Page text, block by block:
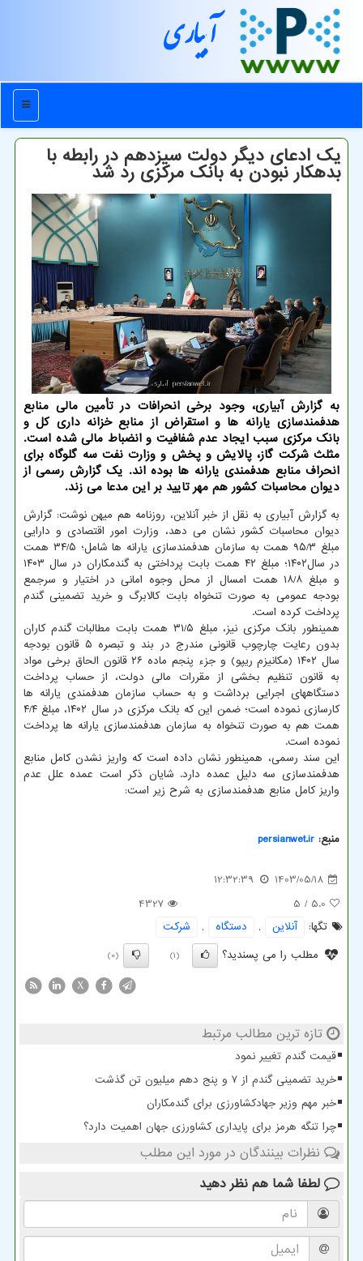
آبیاری
منو
یک ادعای دیگر دولت سیزدهم در رابطه با
بدهکار نبودن به بانک مرکزی رد شد
به گزارش آبیاری، وجود برخی انحرافات در تأمین مالی منابع
هدفمندسازی یارانه ها و استقراض از منابع خزانه داری کل و
بانک مرکزی سبب ایجاد عدم شفافیت و انضباط مالی شده است.
مثلث شرکت گاز، پالایش و پخش و وزارت نفت سه گلوگاه برای
انحراف منابع هدفمندی یارانه ها بوده اند. یک گزارش رسمی از
دیوان محاسبات کشور هم مهر تایید بر این مدعا می زند.
به گزارش آبیاری به نقل از خبر آنلاین، روزنامه هم میهن نوشت: گزارش
دیوان محاسبات کشور نشان می دهد، وزارت امور اقتصادی و دارایی
مبلغ ۹۵/۳ همت به سازمان هدفمندسازی یارانه ها شامل؛ ۳۴/۵ همت
در سال۱۴۰۲؛ مبلغ ۴۲ همت بابت پرداختی به گندمکاران در سال ۱۴۰۳
و مبلغ ۱۸/۸ همت امسال از محل وجوه امانی در اختیار و سرجمع
بودجه عمومی به صورت تنخواه بابت کالابرگ و خرید تضمینی گندم
پرداخت کرده است.
همینطور بانک مرکزی نیز، مبلغ ۳۱/۵ همت بابت مطالبات گندم کاران
بدون رعایت چارچوب قانونی مندرج در بند و تبصره ۵ قانون بودجه
سال ۱۴۰۲ (مکانیزم ریپو) و جزء پنجم ماده ۲۶ قانون الحاق برخی مواد
به قانون تنظیم بخشی از مقررات مالی دولت، از حساب پرداخت
دستگاههای اجرایی برداشت و به حساب سازمان هدفمندی یارانه ها
کارسازی نموده است؛ ضمن این که بانک مرکزی در سال ۱۴۰۲، مبلغ ۴/۴
همت هم به صورت تنخواه به سازمان هدفمندسازی یارانه ها پرداخت
نموده است.
این سند رسمی، همینطور نشان داده است که واریز نشدن کامل منابع
هدفمندسازی سه دلیل عمده دارد. شایان ذکر است عمده علل عدم
واریز کامل منابع هدفمندسازی به شرح زیر است:
منبع: persianwet.ir
1403/05/18
12:32:39
5.0
/ 5
4327
تگها:
آنلاین , دستگاه ,
شركت
مطلب را می پسندید؟
(1)
(0)
X
تازه ترین مطالب مرتبط
قیمت گندم تغییر نمود
خرید تضمینی گندم از ۷ و پنج دهم میلیون تن گذشت
خبر مهم وزیر جهادکشاورزی برای گندمکاران
چرا تنگه هرمز برای پایداری کشاورزی جهان اهمیت دارد؟
نظرات بینندگان در مورد این مطلب
لطفا شما هم نظر دهید